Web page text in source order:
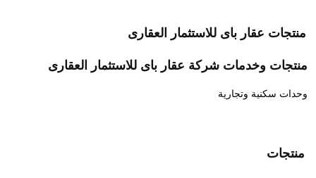
منتجات عقار باى للاستثمار العقارى
منتجات وخدمات شركة عقار باى للاستثمار العقارى
وحدات سكنية وتجارية
منتجات